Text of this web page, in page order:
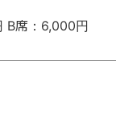
B席：6,000円